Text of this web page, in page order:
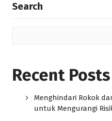
Search
Recent Posts
Menghindari Rokok
untuk Mengurangi